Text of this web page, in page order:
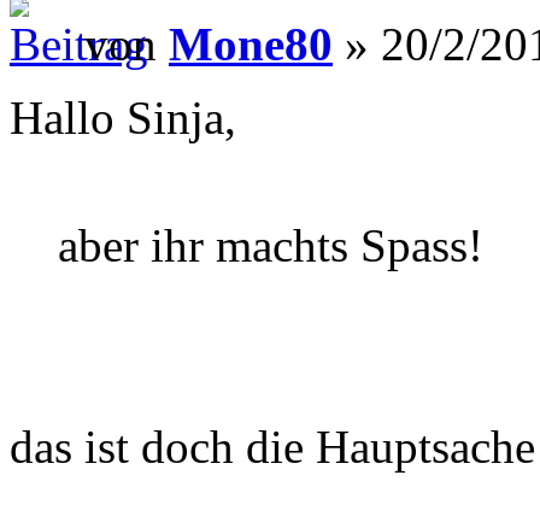
von Mone80 » 20/2/
Hallo Sinja,
aber ihr machts Spass!
das ist doch die